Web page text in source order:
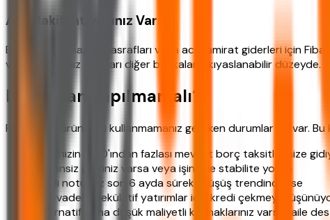
Acil Nakit İhtiyacınız Varsa
Beklenmedik sağlık masrafları veya acil tamirat giderleri için
verebiliyor. Faiz oranları diğer bankalarla kıyaslanabilir düzeyde.
Ne Zaman Yapılmamalı?
Fibabanka ürünlerini kullanmamanız gereken durumlar da var.
Gelirinizin %40'ından fazlası mevcut borç taksitlerinize
Düzensiz geliriniz varsa veya işinizde stabilite yoksa
Kredi notunuz son 6 ayda sürekli düşüş trendindeyse
Kısa vadeli spekülatif yatırımlar için kredi çekmeyi
Alternatif daha düşük maliyetli kaynaklarınız varsa (aile